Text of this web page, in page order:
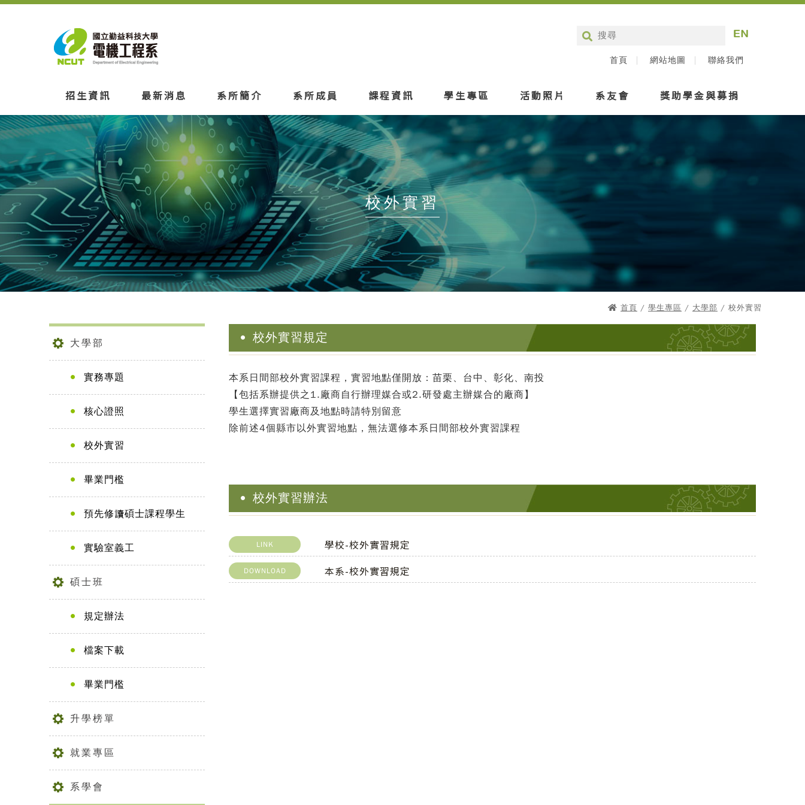
首頁 網站地圖 聯絡我們
招生資訊 最新消息 系所簡介 系所成員 課程資訊 學生專區 活動照片 系友會 獎助學金與募捐
校外實習
首頁 / 學生專區 / 大學部 / 校外實習
大學部
實務專題
核心證照
校外實習
畢業門檻
預先修讀碩士課程學生
實驗室義工
碩士班
規定辦法
檔案下載
畢業門檻
升學榜單
就業專區
系學會
校外實習規定
本系日間部校外實習課程，實習地點僅開放：苗栗、台中、彰化、南投
【包括系辦提供之1.廠商自行辦理媒合或2.研發處主辦媒合的廠商】
學生選擇實習廠商及地點時請特別留意
除前述4個縣市以外實習地點，無法選修本系日間部校外實習課程
校外實習辦法
LINK 學校-校外實習規定
DOWNLOAD 本系-校外實習規定